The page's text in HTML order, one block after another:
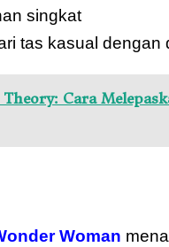
singkat
tas kasual dengan
Cara
Woman